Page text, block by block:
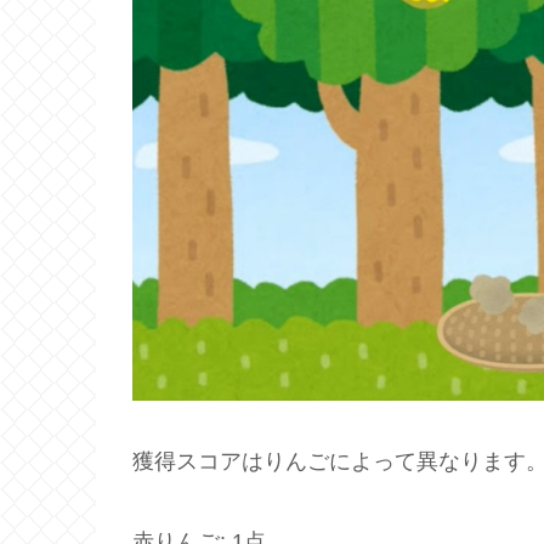
獲得スコアはりんごによって異なります